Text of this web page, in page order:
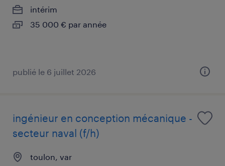
intérim
35 000 € par année
publié le 6 juillet 2026
ingénieur en conception mécanique -
secteur naval (f/h)
toulon, var